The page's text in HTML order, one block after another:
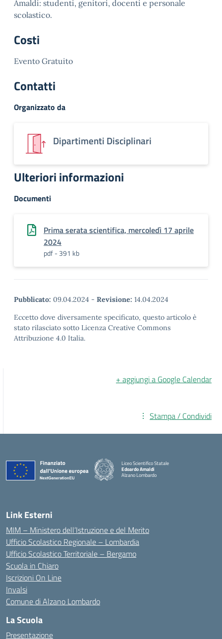
Amaldi: studenti, genitori, docenti e personale
scolastico.
Costi
Evento Gratuito
Contatti
Organizzato da
Dipartimenti Disciplinari
Ulteriori informazioni
Documenti
Prima serata scientifica, mercoledì 17 aprile
2024
pdf - 391 kb
Pubblicato: 09.04.2024 - Revisione: 14.04.2024
Eccetto dove diversamente specificato, questo articolo è
stato rilasciato sotto Licenza Creative Commons
Attribuzione 4.0 Italia.
+ aggiungi a Google Calendar
Stampa / Condividi
Liceo Scientifico Statale
Edoardo Amaldi
Alzano Lombardo
Link Esterni
MIM – Ministero dell’Istruzione e del Merito
Ufficio Scolastico Regionale – Lombardia
Ufficio Scolastico Territoriale – Bergamo
Scuola in Chiaro
Iscrizioni On Line
Invalsi
Comune di Alzano Lombardo
La Scuola
Presentazione